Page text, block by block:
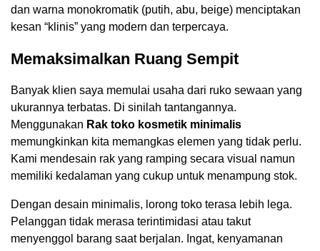
dan warna monokromatik (putih, abu, beige) menciptakan
kesan “klinis” yang modern dan terpercaya.
Memaksimalkan Ruang Sempit
Banyak klien saya memulai usaha dari ruko sewaan yang
ukurannya terbatas. Di sinilah tantangannya.
Menggunakan Rak toko kosmetik minimalis
memungkinkan kita memangkas elemen yang tidak perlu.
Kami mendesain rak yang ramping secara visual namun
memiliki kedalaman yang cukup untuk menampung stok.
Dengan desain minimalis, lorong toko terasa lebih lega.
Pelanggan tidak merasa terintimidasi atau takut
menyenggol barang saat berjalan. Ingat, kenyamanan